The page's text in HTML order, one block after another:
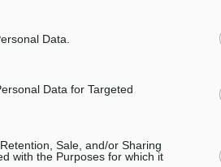
Data.
Data for Targeted
Sale, and/or Sharing
with the Purposes for which it